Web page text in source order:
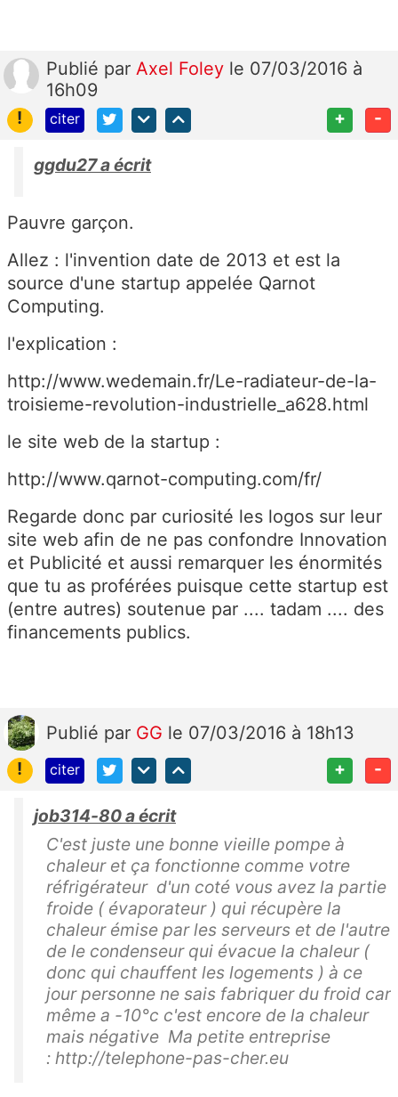
Publié par Axel Foley le 07/03/2016 à
16h09
!
citer + -
ggdu27 a écrit
Pauvre garçon.
Allez : l'invention date de 2013 et est la
source d'une startup appelée Qarnot
Computing.
l'explication :
http://www.wedemain.fr/Le-radiateur-de-la-
troisieme-revolution-industrielle_a628.html
le site web de la startup :
http://www.qarnot-computing.com/fr/
Regarde donc par curiosité les logos sur leur
site web afin de ne pas confondre Innovation
et Publicité et aussi remarquer les énormités
que tu as proférées puisque cette startup est
(entre autres) soutenue par .... tadam .... des
financements publics.
Publié par GG le 07/03/2016 à 18h13
!
citer + -
job314-80 a écrit
C'est juste une bonne vieille pompe à
chaleur et ça fonctionne comme votre
réfrigérateur d'un coté vous avez la partie
froide ( évaporateur ) qui récupère la
chaleur émise par les serveurs et de l'autre
de le condenseur qui évacue la chaleur (
donc qui chauffent les logements ) à ce
jour personne ne sais fabriquer du froid car
même a -10°c c'est encore de la chaleur
mais négative Ma petite entreprise
: http://telephone-pas-cher.eu